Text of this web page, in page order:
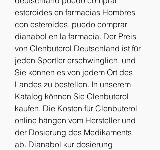
esteroides en farmacias Hombres
con esteroides, puedo comprar
dianabol en la farmacia. Der Preis
von Clenbuterol Deutschland ist für
jeden Sportler erschwinglich, und
Sie können es von jedem Ort des
Landes zu bestellen. In unserem
Katalog können Sie Clenbuterol
kaufen. Die Kosten für Clenbuterol
online hängen vom Hersteller und
der Dosierung des Medikaments
ab. Dianabol kur dosierung